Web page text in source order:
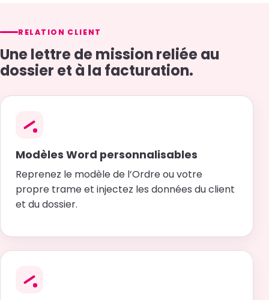
RELATION CLIENT
Une lettre de mission reliée au
dossier et à la facturation.
Modèles Word personnalisables
Reprenez le modèle de l’Ordre ou votre
propre trame et injectez les données du client
et du dossier.